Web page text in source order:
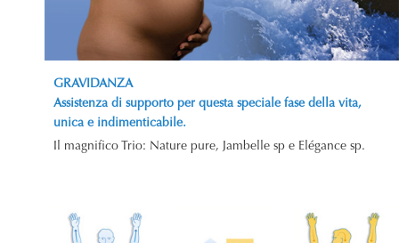
GRAVIDANZA
Assistenza di supporto per questa speciale fase della vita,
unica e indimenticabile.
Il magnifico Trio: Nature pure, Jambelle sp e Elégance sp.